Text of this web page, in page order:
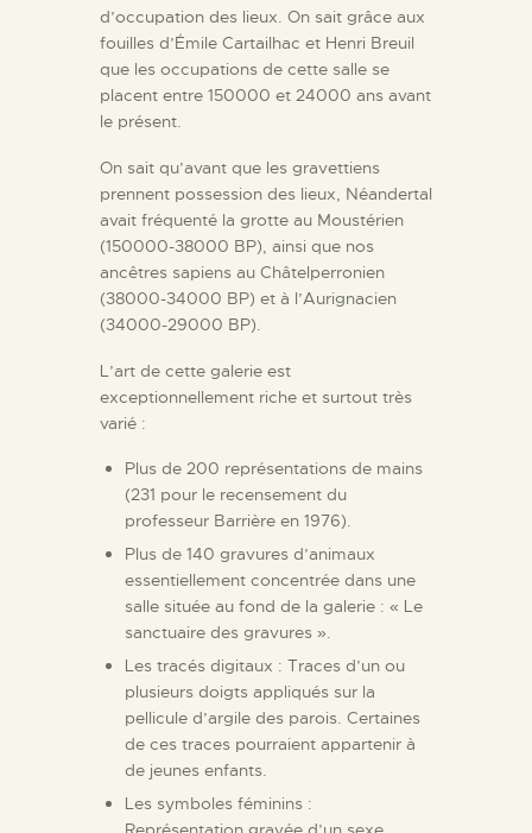
d’occupation des lieux. On sait grâce aux
fouilles d’Émile Cartailhac et Henri Breuil
que les occupations de cette salle se
placent entre 150000 et 24000 ans avant
le présent.
On sait qu’avant que les gravettiens
prennent possession des lieux, Néandertal
avait fréquenté la grotte au Moustérien
(150000-38000 BP), ainsi que nos
ancêtres sapiens au Châtelperronien
(38000-34000 BP) et à l’Aurignacien
(34000-29000 BP).
L’art de cette galerie est
exceptionnellement riche et surtout très
varié :
Plus de 200 représentations de mains
(231 pour le recensement du
professeur Barrière en 1976).
Plus de 140 gravures d’animaux
essentiellement concentrée dans une
salle située au fond de la galerie : « Le
sanctuaire des gravures ».
Les tracés digitaux : Traces d’un ou
plusieurs doigts appliqués sur la
pellicule d’argile des parois. Certaines
de ces traces pourraient appartenir à
de jeunes enfants.
Les symboles féminins :